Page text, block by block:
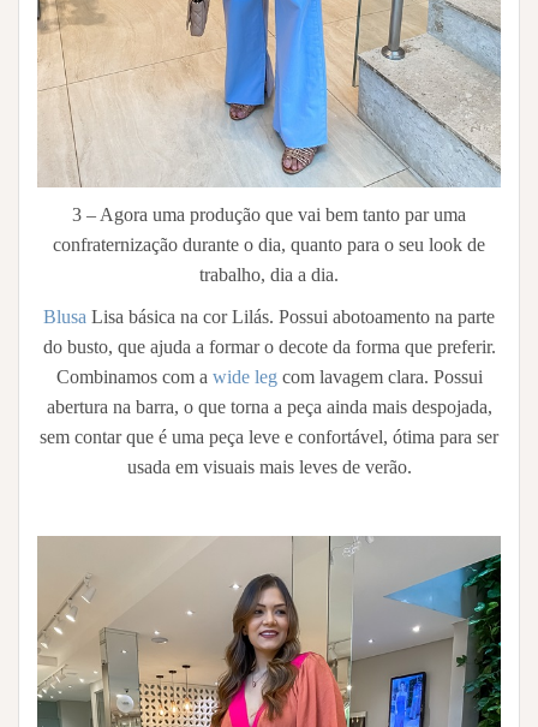
3 – Agora uma produção que vai bem tanto par uma
confraternização durante o dia, quanto para o seu look de
trabalho, dia a dia.
Blusa Lisa básica na cor Lilás. Possui abotoamento na parte
do busto, que ajuda a formar o decote da forma que preferir.
Combinamos com a wide leg com lavagem clara. Possui
abertura na barra, o que torna a peça ainda mais despojada,
sem contar que é uma peça leve e confortável, ótima para ser
usada em visuais mais leves de verão.